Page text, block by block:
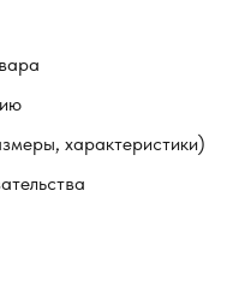
характеристики)